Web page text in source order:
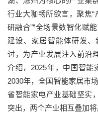
行业大咖畅所欲言，聚焦“
研融合”“全场景数智化赋
建设、家居智能体研发
讨，为产业发展注入前沿
介绍，2025年，中国智能
2030年，全国智能家居市
省智能家电产业基础坚实
突出，两个产业相互叠加将